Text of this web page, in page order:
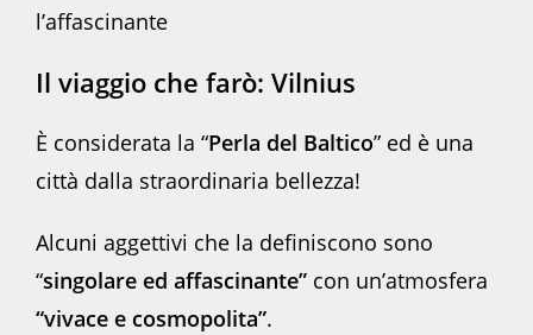
l’affascinante
Il viaggio che farò: Vilnius
È considerata la “Perla del Baltico” ed è una
città dalla straordinaria bellezza!
Alcuni aggettivi che la definiscono sono
“singolare ed affascinante” con un’atmosfera
“vivace e cosmopolita”.